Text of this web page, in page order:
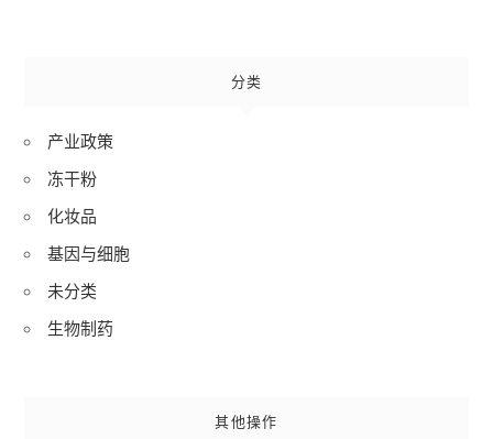
分类
产业政策
冻干粉
化妆品
基因与细胞
未分类
生物制药
其他操作